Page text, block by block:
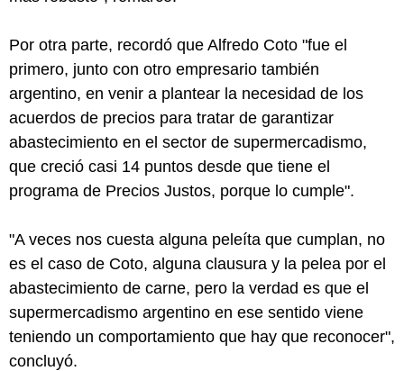
Por otra parte, recordó que Alfredo Coto "fue el
primero, junto con otro empresario también
argentino, en venir a plantear la necesidad de los
acuerdos de precios para tratar de garantizar
abastecimiento en el sector de supermercadismo,
que creció casi 14 puntos desde que tiene el
programa de Precios Justos, porque lo cumple".
"A veces nos cuesta alguna peleíta que cumplan, no
es el caso de Coto, alguna clausura y la pelea por el
abastecimiento de carne, pero la verdad es que el
supermercadismo argentino en ese sentido viene
teniendo un comportamiento que hay que reconocer",
concluyó.